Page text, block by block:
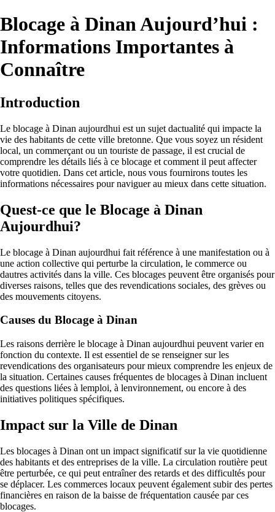
Blocage à Dinan Aujourd’hui :
Informations Importantes à
Connaître
Introduction
Le blocage à Dinan aujourdhui est un sujet dactualité qui impacte la
vie des habitants de cette ville bretonne. Que vous soyez un résident
local, un commerçant ou un touriste de passage, il est crucial de
comprendre les détails liés à ce blocage et comment il peut affecter
votre quotidien. Dans cet article, nous vous fournirons toutes les
informations nécessaires pour naviguer au mieux dans cette situation.
Quest-ce que le Blocage à Dinan
Aujourdhui?
Le blocage à Dinan aujourdhui fait référence à une manifestation ou à
une action collective qui perturbe la circulation, le commerce ou
dautres activités dans la ville. Ces blocages peuvent être organisés pour
diverses raisons, telles que des revendications sociales, des grèves ou
des mouvements citoyens.
Causes du Blocage à Dinan
Les raisons derrière le blocage à Dinan aujourdhui peuvent varier en
fonction du contexte. Il est essentiel de se renseigner sur les
revendications des organisateurs pour mieux comprendre les enjeux de
la situation. Certaines causes fréquentes de blocages à Dinan incluent
des questions liées à lemploi, à lenvironnement, ou encore à des
initiatives politiques spécifiques.
Impact sur la Ville de Dinan
Les blocages à Dinan ont un impact significatif sur la vie quotidienne
des habitants et des entreprises de la ville. La circulation routière peut
être perturbée, ce qui peut entraîner des retards et des difficultés pour
se déplacer. Les commerces locaux peuvent également subir des pertes
financières en raison de la baisse de fréquentation causée par ces
blocages.